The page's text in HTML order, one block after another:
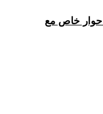
حوار خاص مع